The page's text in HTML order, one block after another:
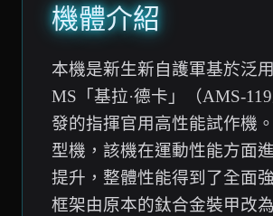
機體介紹
本機是新生新自護軍基於泛
MS「基拉·德卡」（AMS-
發的指揮官用高性能試作機
型機，該機在運動性能方面
提升，整體性能得到了全面
框架由原本的鈦合金裝甲改